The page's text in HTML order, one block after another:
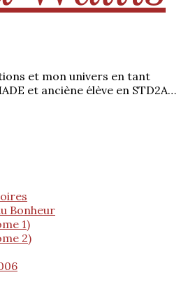
et mon univers en tant
et anciène élève en STD2A…
Bonheur
1)
2)